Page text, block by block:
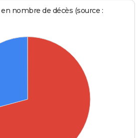
nombre de décès (source :